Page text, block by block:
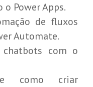
o Power Apps.
de fluxos
Automate.
chatbots com o
como criar